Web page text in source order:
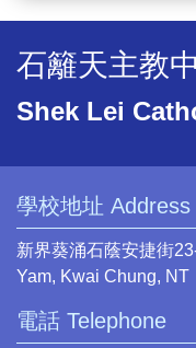
石籬天主教
Shek Lei
學校地址 Address
新界葵涌石蔭安捷街
Yam, Kwai Chung, NT
電話 Telephone